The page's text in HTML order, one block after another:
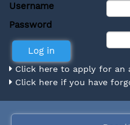
Username
Password
Click here to apply for an
Click here if you have